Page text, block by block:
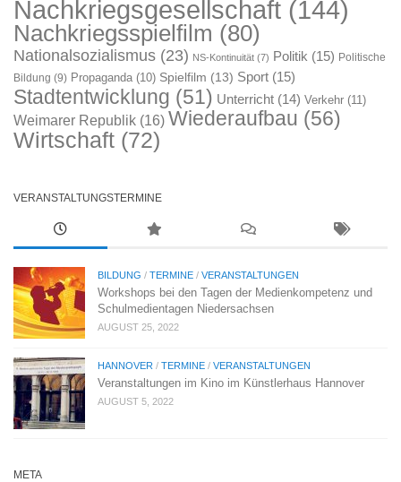
Nachkriegsgesellschaft (144)
Nachkriegsspielfilm (80)
Nationalsozialismus (23) NS-Kontinuität (7) Politik (15) Politische
Bildung (9) Propaganda (10) Spielfilm (13) Sport (15)
Stadtentwicklung (51) Unterricht (14) Verkehr (11)
Weimarer Republik (16) Wiederaufbau (56)
Wirtschaft (72)
VERANSTALTUNGSTERMINE
BILDUNG / TERMINE / VERANSTALTUNGEN
Workshops bei den Tagen der Medienkompetenz und
Schulmedientagen Niedersachsen
AUGUST 25, 2022
HANNOVER / TERMINE / VERANSTALTUNGEN
Veranstaltungen im Kino im Künstlerhaus Hannover
AUGUST 5, 2022
META